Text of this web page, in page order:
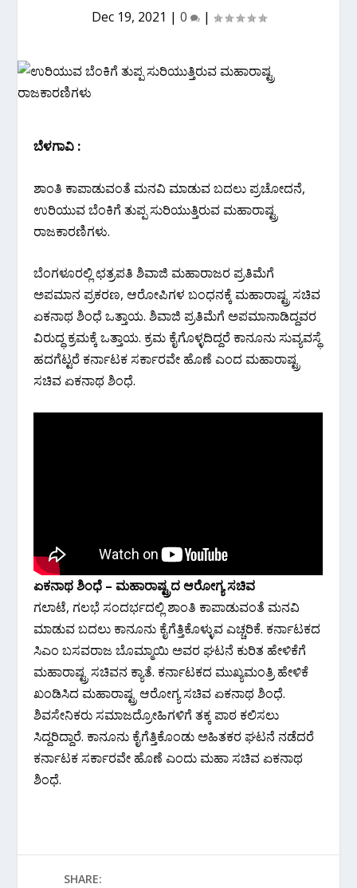
Dec 19, 2021 | 0 |
ಬೆಳಗಾವಿ :
ಶಾಂತಿ ಕಾಪಾಡುವಂತೆ ಮನವಿ ಮಾಡುವ ಬದಲು ಪ್ರಚೋದನೆ,
ಉರಿಯುವ ಬೆಂಕಿಗೆ ತುಪ್ಪ ಸುರಿಯುತ್ತಿರುವ ಮಹಾರಾಷ್ಟ್ರ
ರಾಜಕಾರಣಿಗಳು.
ಬೆಂಗಳೂರಲ್ಲಿ ಛತ್ರಪತಿ ಶಿವಾಜಿ ಮಹಾರಾಜರ ಪ್ರತಿಮೆಗೆ
ಅಪಮಾನ ಪ್ರಕರಣ, ಆರೋಪಿಗಳ ಬಂಧನಕ್ಕೆ ಮಹಾರಾಷ್ಟ್ರ ಸಚಿವ
ಏಕನಾಥ ಶಿಂಧೆ ಒತ್ತಾಯ. ಶಿವಾಜಿ ಪ್ರತಿಮೆಗೆ ಅಪಮಾನಾಡಿದ್ದವರ
ವಿರುದ್ಧ ಕ್ರಮಕ್ಕೆ ಒತ್ತಾಯ. ಕ್ರಮ ಕೈಗೊಳ್ಳದಿದ್ದರೆ ಕಾನೂನು ಸುವ್ಯವಸ್ಥೆ
ಹದಗೆಟ್ಟರೆ ಕರ್ನಾಟಕ ಸರ್ಕಾರವೇ ಹೊಣೆ ಎಂದ ಮಹಾರಾಷ್ಟ್ರ
ಸಚಿವ ಏಕನಾಥ ಶಿಂಧೆ.
ಏಕನಾಥ ಶಿಂಧೆ – ಮಹಾರಾಷ್ಟ್ರದ ಆರೋಗ್ಯ ಸಚಿವ
ಗಲಾಟೆ, ಗಲಭೆ ಸಂದರ್ಭದಲ್ಲಿ ಶಾಂತಿ ಕಾಪಾಡುವಂತೆ ಮನವಿ
ಮಾಡುವ ಬದಲು ಕಾನೂನು ಕೈಗೆತ್ತಿಕೊಳ್ಳುವ ಎಚ್ಚರಿಕೆ. ಕರ್ನಾಟಕದ
ಸಿಎಂ ಬಸವರಾಜ ಬೊಮ್ಮಾಯಿ ಅವರ ಘಟನೆ ಕುರಿತ ಹೇಳಿಕೆಗೆ
ಮಹಾರಾಷ್ಟ್ರ ಸಚಿವನ ಕ್ಯಾತೆ. ಕರ್ನಾಟಕದ ಮುಖ್ಯಮಂತ್ರಿ ಹೇಳಿಕೆ
ಖಂಡಿಸಿದ ಮಹಾರಾಷ್ಟ್ರ ಆರೋಗ್ಯ ಸಚಿವ ಏಕನಾಥ ಶಿಂಧೆ.
ಶಿವಸೇನಿಕರು ಸಮಾಜದ್ರೋಹಿಗಳಿಗೆ ತಕ್ಕ ಪಾಠ ಕಲಿಸಲು
ಸಿದ್ದರಿದ್ದಾರೆ. ಕಾನೂನು ಕೈಗೆತ್ತಿಕೊಂಡು ಅಹಿತಕರ ಘಟನೆ ನಡೆದರೆ
ಕರ್ನಾಟಕ ಸರ್ಕಾರವೇ ಹೊಣೆ ಎಂದು ಮಹಾ ಸಚಿವ ಏಕನಾಥ
ಶಿಂಧೆ.
SHARE: